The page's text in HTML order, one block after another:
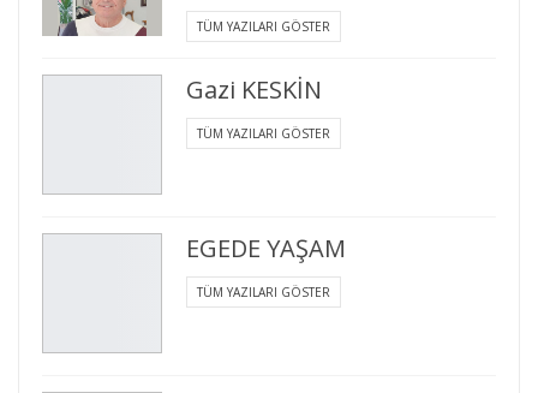
TÜM YAZILARI GÖSTER
Gazi KESKİN
TÜM YAZILARI GÖSTER
EGEDE YAŞAM
TÜM YAZILARI GÖSTER